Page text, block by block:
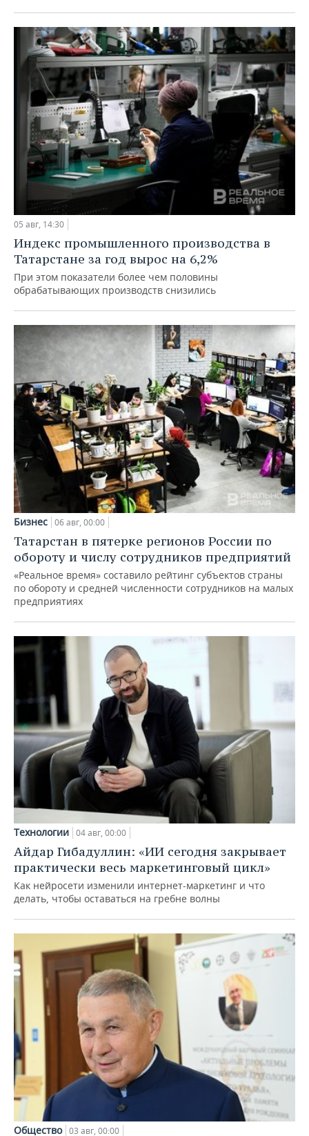
05 авг, 14:30
Индекс промышленного производства в
Татарстане за год вырос на 6,2%
При этом показатели более чем половины
обрабатывающих производств снизились
Бизнес 06 авг, 00:00
Татарстан в пятерке регионов России по
обороту и числу сотрудников предприятий
«Реальное время» составило рейтинг субъектов страны
по обороту и средней численности сотрудников на малых
предприятиях
Технологии 04 авг, 00:00
Айдар Гибадуллин: «ИИ сегодня закрывает
практически весь маркетинговый цикл»
Как нейросети изменили интернет-маркетинг и что
делать, чтобы оставаться на гребне волны
Общество 03 авг, 00:00